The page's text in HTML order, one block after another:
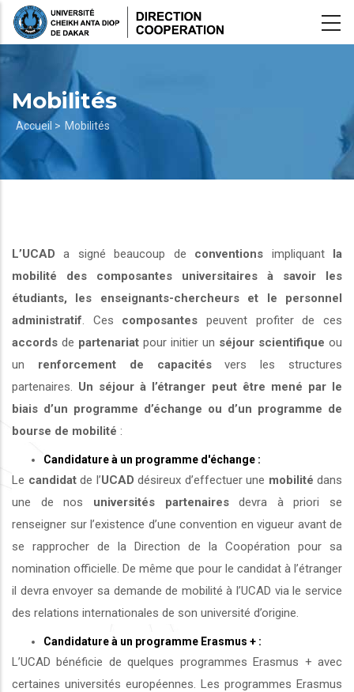
Aller
Mobilités
Fil
d'Ariane
Accueil > Mobilités
L’UCAD a signé beaucoup de conventions impliquant la
mobilité des composantes universitaires à savoir les
étudiants, les enseignants-chercheurs et le personnel
administratif . Ces composantes peuvent profiter de ces
accords de partenariat pour initier un séjour scientifique ou
un renforcement de capacitésvers les structures
partenaires. Un séjour à l’étranger peut être mené par le
biais d’un programme d’échange ou d’un programme de
bourse de mobilité :
Candidature à un programme d'échange :
Le candidatde l’UCAD désireux d’effectuer une mobilité dans
une de nos universités partenairesdevra à priori se
renseigner sur l’existence d’une convention en vigueur avant de
se rapprocher de la Direction de la Coopération pour sa
nomination officielle. De même que pour le candidat à l’étranger
il devra envoyer sa demande de mobilité à l’UCAD via le service
des relations internationales de son université d’origine.
Candidature à un programme Erasmus + :
L’UCAD bénéficie de quelques programmes Erasmus + avec
certaines universités européennes. Les programmes Erasmus